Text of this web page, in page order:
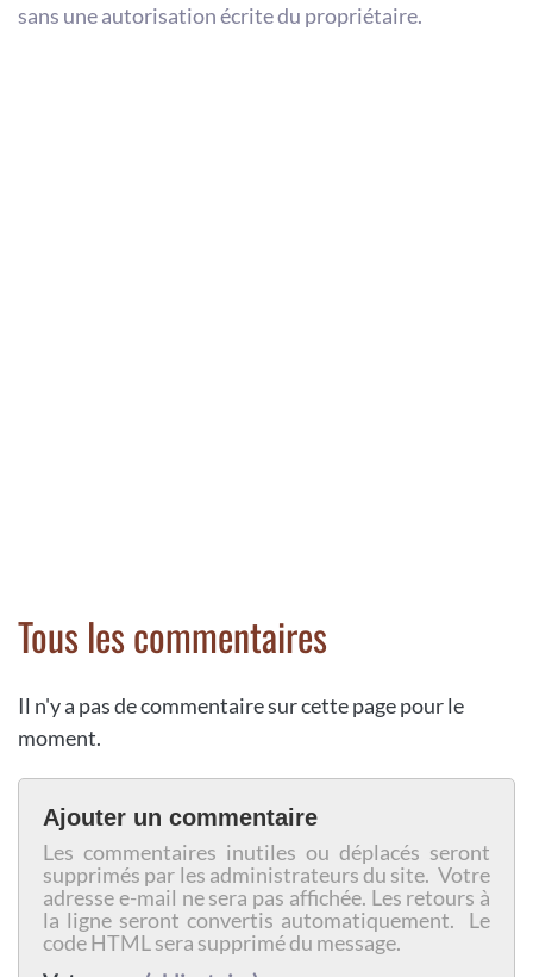
sans une autorisation écrite du propriétaire.
Tous les commentaires
Il n'y a pas de commentaire sur cette page pour le
moment.
Ajouter un commentaire
Les commentaires inutiles ou déplacés seront
supprimés par les administrateurs du site. Votre
adresse e-mail ne sera pas affichée. Les retours à
la ligne seront convertis automatiquement. Le
code HTML sera supprimé du message.